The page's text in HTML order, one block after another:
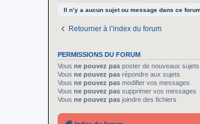
Il n’y a aucun sujet ou message dans ce
Retourner à l’index du forum
PERMISSIONS DU FORUM
Vous ne pouvez pas poster de nouveaux sujets
Vous ne pouvez pas répondre aux sujets
Vous ne pouvez pas modifier vos messages
Vous ne pouvez pas supprimer vos messages
Vous ne pouvez pas joindre des fichiers